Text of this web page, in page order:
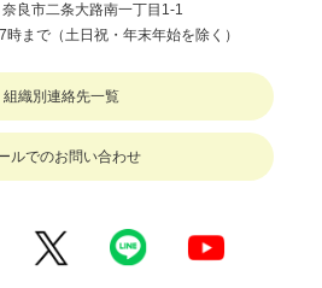
良市二条大路南一丁目1-1
まで（土日祝・年末年始を除く）
組織別連絡先一覧
ルでのお問い合わせ